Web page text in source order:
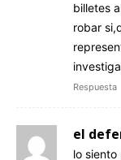
billetes
robar
Respuesta
el
lo